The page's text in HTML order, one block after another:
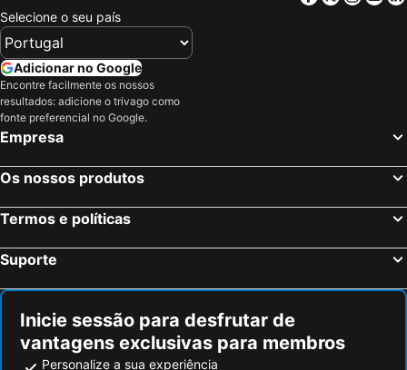
Selecione o seu país
Adicionar no Google
Encontre facilmente os nossos
resultados: adicione o trivago como
fonte preferencial no Google.
Empresa
Os nossos produtos
Termos e políticas
Suporte
Inicie sessão para desfrutar de
vantagens exclusivas para membros
Personalize a sua experiência